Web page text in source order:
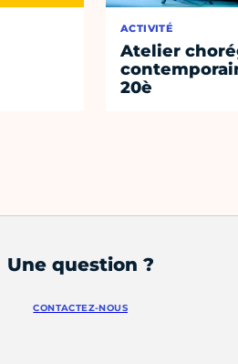
ACTIVITÉ
Atelier
20è
Une question ?
CONTACTEZ-NOUS